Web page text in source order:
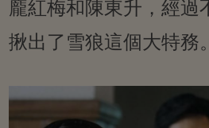
龐紅梅和陳東升，經過
揪出了雪狼這個大特務。